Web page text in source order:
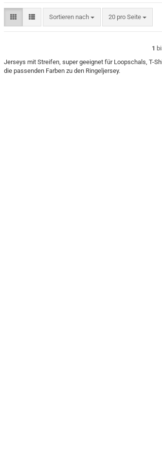
Sortieren nach
Sortieren nach 20 pro Seite
pro Seite
1
Jerseys mit Streifen, super geeignet für Loopschals, T-
die passenden Farben zu den Ringeljersey.